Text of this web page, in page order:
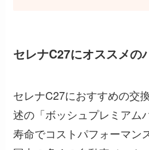
セレナC27にオススメの
セレナC27におすすめの交
述の「ボッシュプレミアム
寿命でコストパフォーマン